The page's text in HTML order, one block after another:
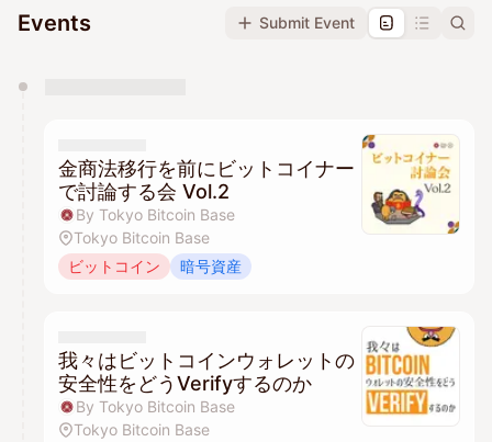
Events Submit Event
They will show up on the schedule once approved
金商法移行を前にビットコイナー
で討論する会 Vol.2
By Tokyo Bitcoin Base
Tokyo Bitcoin Base
ビットコイン
暗号資産
我々はビットコインウォレットの
安全性をどうVerifyするのか
By Tokyo Bitcoin Base
Tokyo Bitcoin Base